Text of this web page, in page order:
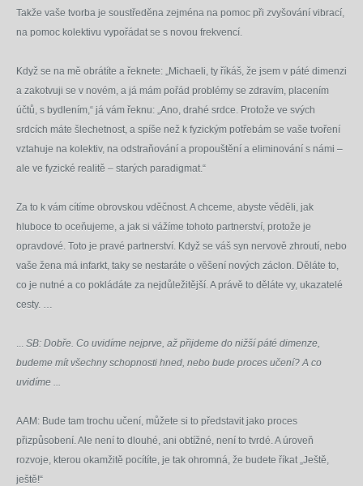
Takže vaše tvorba je soustředěna zejména na pomoc při zvyšování vibrací,
na pomoc kolektivu vypořádat se s novou frekvencí.
Když se na mě obrátíte a řeknete: „Michaeli, ty říkáš, že jsem v páté dimenzi
a zakotvuji se v novém, a já mám pořád problémy se zdravím, placením
účtů, s bydlením,“ já vám řeknu: „Ano, drahé srdce. Protože ve svých
srdcích máte šlechetnost, a spíše než k fyzickým potřebám se vaše tvoření
vztahuje na kolektiv, na odstraňování a propouštění a eliminování s námi –
ale ve fyzické realitě – starých paradigmat.“
Za to k vám cítíme obrovskou vděčnost. A chceme, abyste věděli, jak
hluboce to oceňujeme, a jak si vážíme tohoto partnerství, protože je
opravdové. Toto je pravé partnerství. Když se váš syn nervově zhroutí, nebo
vaše žena má infarkt, taky se nestaráte o věšení nových záclon. Děláte to,
co je nutné a co pokládáte za nejdůležitější. A právě to děláte vy, ukazatelé
cesty. …
... SB: Dobře. Co uvidíme nejprve, až přijdeme do nižší páté dimenze,
budeme mít všechny schopnosti hned, nebo bude proces učení? A co
uvidíme ...
AAM: Bude tam trochu učení, můžete si to představit jako proces
přizpůsobení. Ale není to dlouhé, ani obtížné, není to tvrdé. A úroveň
rozvoje, kterou okamžitě pocítíte, je tak ohromná, že budete říkat „Ještě,
ještě!“